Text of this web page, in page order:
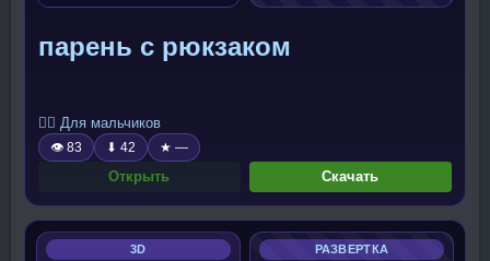
парень с рюкзаком
🧍‍♂️ Для мальчиков
👁 83 ⬇ 42 ★ —
Открыть Скачать
3D РАЗВЕРТКА